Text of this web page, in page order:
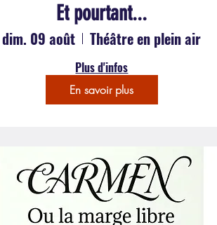
Et pourtant...
dim. 09 août Théâtre en plein air
Plus d'infos
En savoir plus